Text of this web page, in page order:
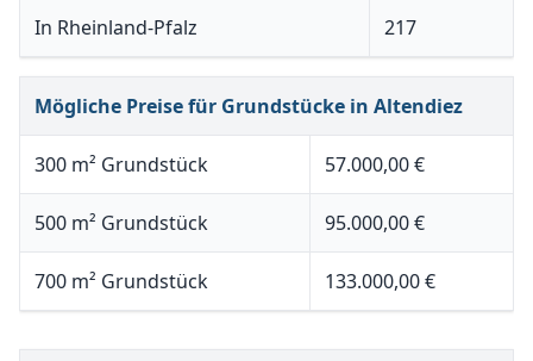
In Rheinland-Pfalz 217
Mögliche Preise für Grundstücke in Altendiez
300 m² Grundstück 57.000,00 €
500 m² Grundstück 95.000,00 €
700 m² Grundstück 133.000,00 €